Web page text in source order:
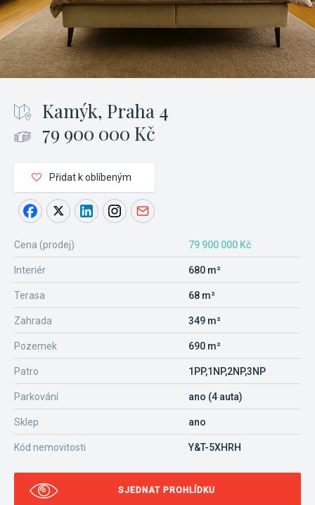
Kamýk, Praha 4
79 900 000 Kč
Přidat k oblíbeným
Cena (prodej) 79 900 000 Kč
Interiér 680 m²
Terasa 68 m²
Zahrada 349 m²
Pozemek 690 m²
Patro 1PP,1NP,2NP,3NP
Parkování ano (4 auta)
Sklep ano
Kód nemovitosti Y&T-5XHRH
SJEDNAT PROHLÍDKU